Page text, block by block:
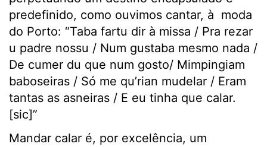
predefinido, como ouvimos cantar, à moda
do Porto: “Taba fartu dir à missa / Pra rezar
u padre nossu / Num gustaba mesmo nada /
De cumer du que num gosto/ Mimpingiam
baboseiras / Só me qu’rian mudelar / Eram
tantas as asneiras / E eu tinha que calar.
[sic]”
Mandar calar é, por excelência, um